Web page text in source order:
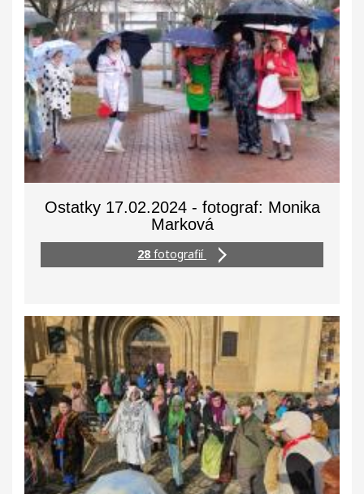
Ostatky 17.02.2024 - fotograf: Monika
Marková
28 fotografií